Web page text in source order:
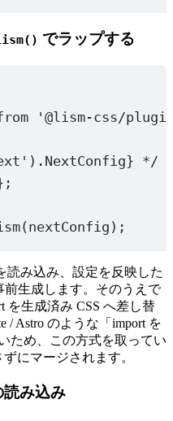
でラップする
'@lism-css/
*/
(nextConfig);
読み込み、設定を反映した
前生成します。そのうえで
を生成済み CSS へ差し替
/ Astro のような「import を
ため、この方式を取ってい
ずにマージされます。
読み込み